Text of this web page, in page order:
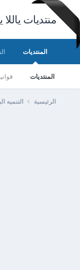
منتديات
المنتديات
المنتديات
الرئيسية التنميه